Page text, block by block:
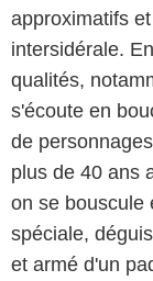
approximatifs
intersidérale.
qualités,
s'écoute en
de
plus de 40 ans
on se bouscule
spéciale,
et armé d'un